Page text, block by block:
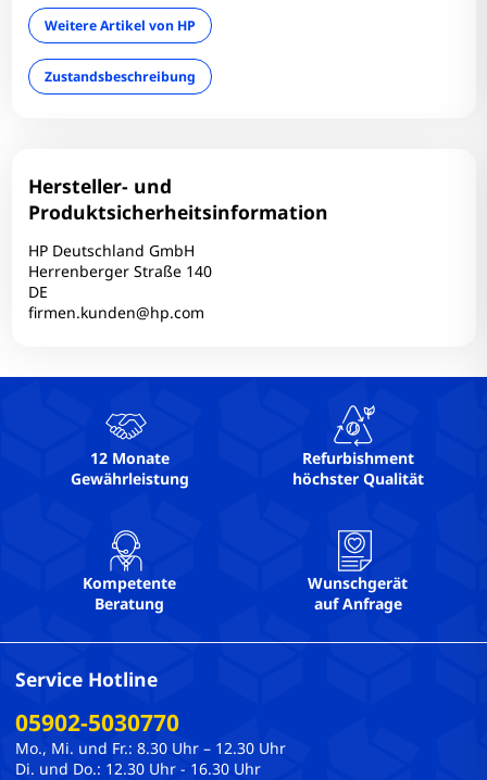
RAM-Slots gesamt: 2
RAM-Typ: DDR4
Simcard: Nein
USB2: 1
Webcam: Ja
Webcam-Auflösung: 1280x720 @ 30 FPS
WLAN: Ja
Weitere Artikel von HP
Zustandsbeschreibung
Hersteller- und
Produktsicherheitsinformation
HP Deutschland GmbH
Herrenberger Straße 140
DE
firmen.kunden@hp.com
12 Monate
Gewährleistung
Refurbishment
höchster Qualität
Kompetente
Beratung
Wunschgerät
auf Anfrage
Service Hotline
05902-5030770
Mo., Mi. und Fr.: 8.30 Uhr – 12.30 Uhr
Di. und Do.: 12.30 Uhr - 16.30 Uhr